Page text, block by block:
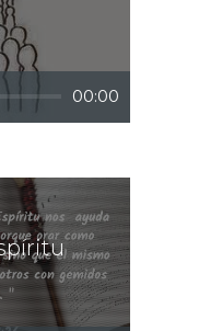
00:00